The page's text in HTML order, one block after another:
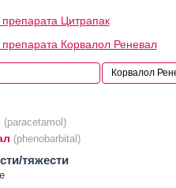
Цитрапак
Корвалол Реневал
(paracetamol)
(phenobarbital)
тяжести